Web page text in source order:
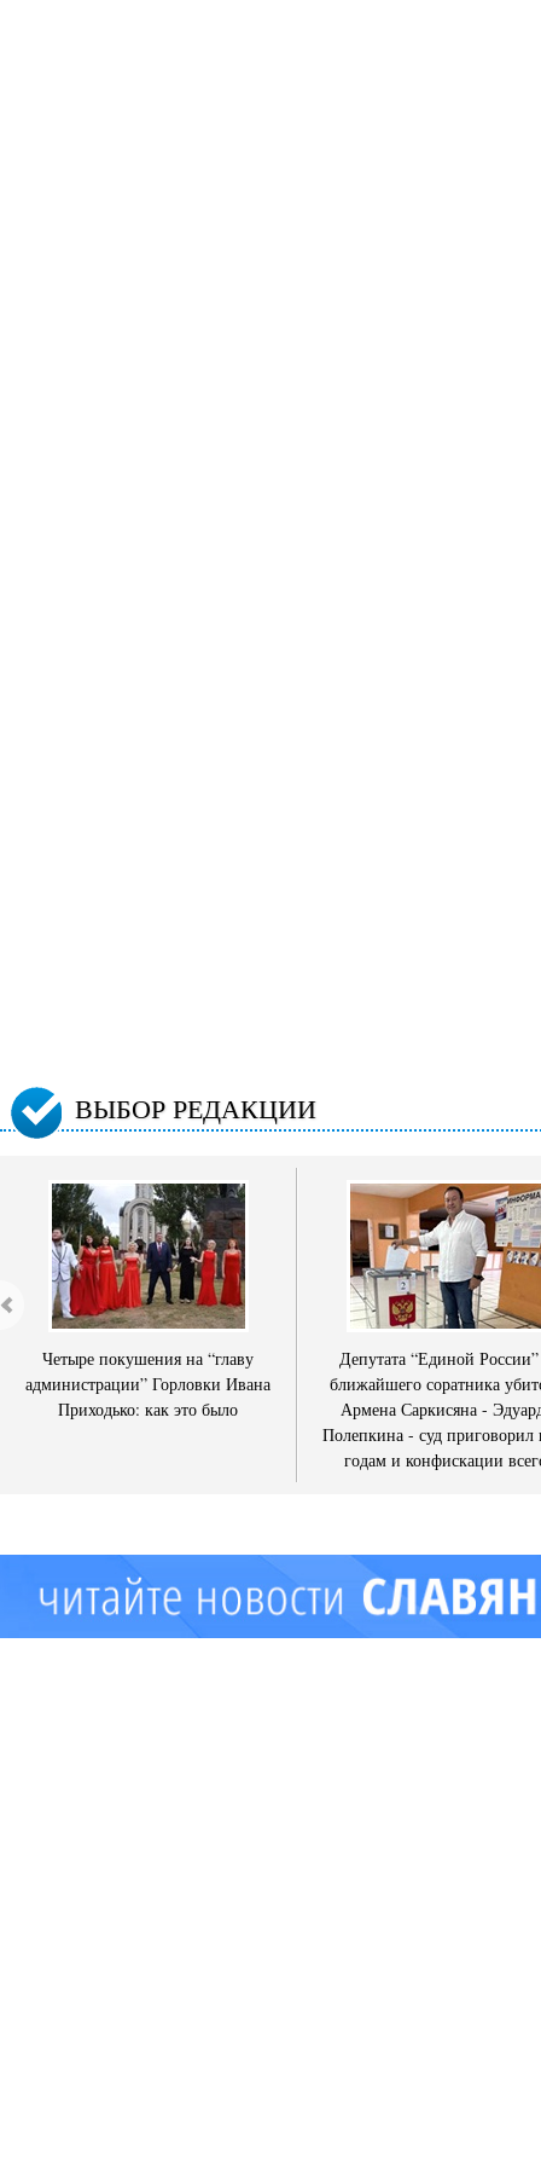
ВЫБОР РЕДАКЦИИ
Четыре покушения на “главу
администрации” Горловки Ивана
Приходько: как это было
Депутата “Единой
ближайшего соратника
Армена Саркисяна -
Полепкина - суд приговорил
годам и конфискации